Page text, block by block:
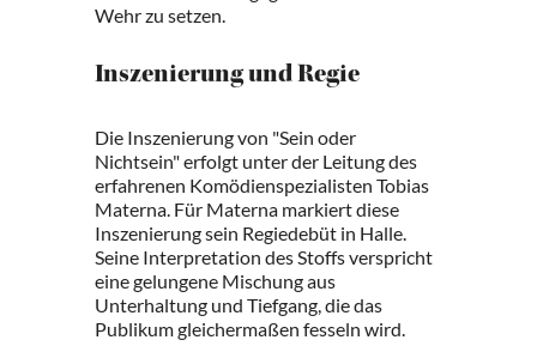
Wehr zu setzen.
Inszenierung und Regie
Die Inszenierung von "Sein oder
Nichtsein" erfolgt unter der Leitung des
erfahrenen Komödienspezialisten Tobias
Materna. Für Materna markiert diese
Inszenierung sein Regiedebüt in Halle.
Seine Interpretation des Stoffs verspricht
eine gelungene Mischung aus
Unterhaltung und Tiefgang, die das
Publikum gleichermaßen fesseln wird.